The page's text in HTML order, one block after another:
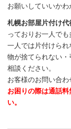
お願いしていいか
札幌お部屋片付け代
っておりお一人で
一人では片付けら
物が捨てられない
相談ください。
お客様のお問い合
お困りの際は通話
い。